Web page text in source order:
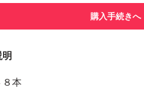
購入手続きへ
８本